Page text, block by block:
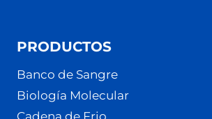
PRODUCTOS
Banco de Sangre
Biología Molecular